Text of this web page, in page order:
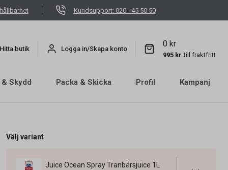
Kundsupport: 020 - 45 50 50
Hitta butik Logga in/Skapa konto
0 kr
995 kr till fraktfritt
Skydd Packa & Skicka Profil Kampanj
Välj variant
Juice Ocean Spray Tranbärsjuice 1L